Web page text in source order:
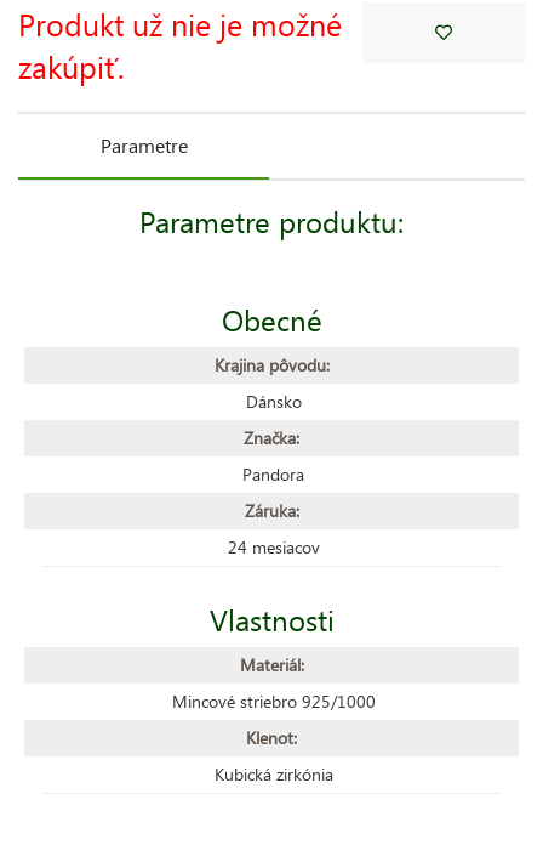
Produkt už nie je možné
zakúpiť.
Parametre
Parametre produktu:
Obecné
Krajina pôvodu:
Dánsko
Značka:
Pandora
Záruka:
24 mesiacov
Vlastnosti
Materiál:
Mincové striebro 925/1000
Klenot:
Kubická zirkónia